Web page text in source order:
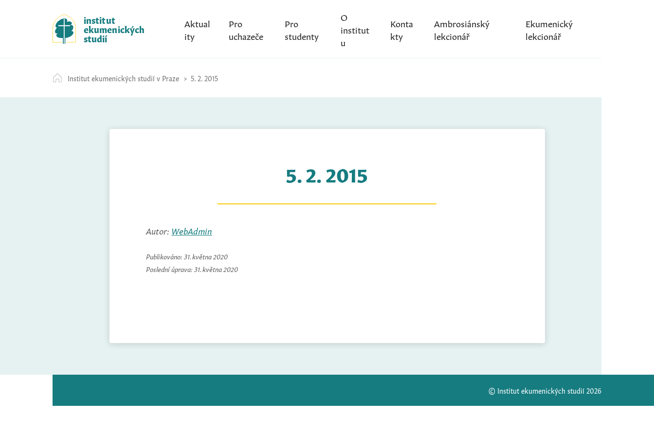
k
i
p
t
c
o
institut
ekumenických
studií
Aktual
ity
Pro
uchazeče
Pro
studenty
O
institut
u
Konta
kty
Ambrosiánský
lekcionář
Ekumenický
lekcionář
Institut ekumenických studií v Praze 5. 2. 2015
5. 2. 2015
Autor: WebAdmin
Publikováno: 31. května 2020
Poslední úprava: 31. května 2020
© Institut ekumenických studií 2026